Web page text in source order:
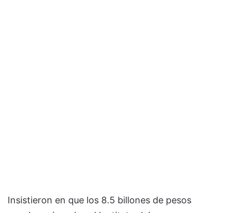
Insistieron en que los 8.5 billones de pesos